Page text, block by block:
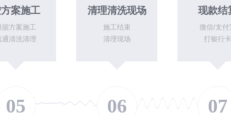
案施工
据方案施工
通清洗清理
05
清理清洗现场
施工结束
清理现场
06
现款结
微信/支付
打银行
07